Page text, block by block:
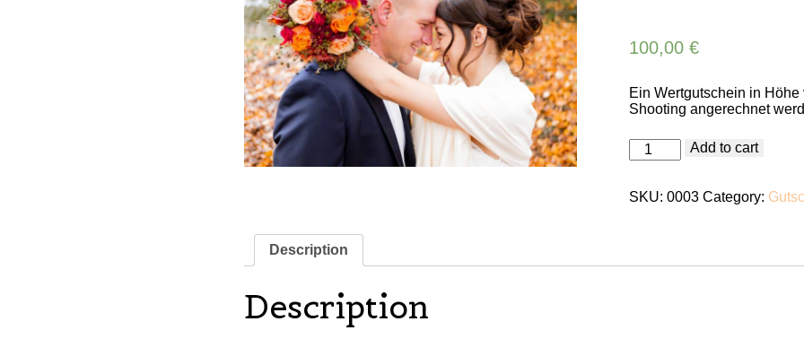
100,00 €
Ein Wertgutschein in
Shooting angerechnet
Wertgutschein
quantity
Add to cart
SKU: 0003 Category:
Description
Description